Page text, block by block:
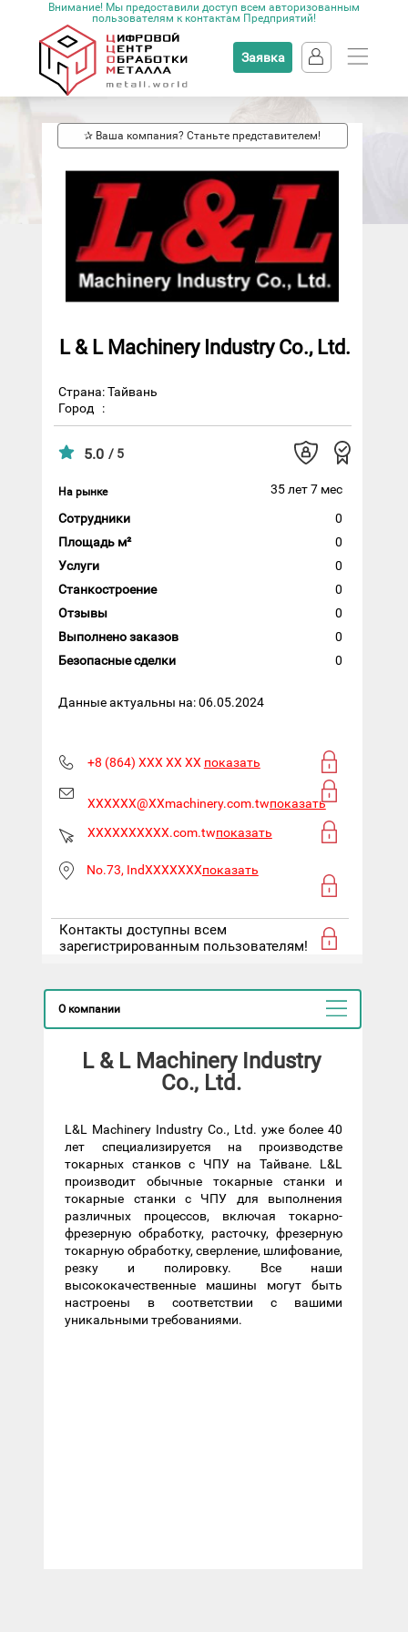
Внимание! Мы предоставили доступ всем авторизованным
пользователям к контактам Предприятий!
Заявка
✰ Ваша компания? Станьте представителем!
L & L Machinery Industry Co., Ltd.
Страна: Тайвань
Город
:
5.0 / 5
На рынке
35 лет 7 мес
Сотрудники
0
Площадь м²
0
Услуги
0
Станкостроение
0
Отзывы
0
Выполнено заказов
0
Безопасные сделки
0
Данные актуальны на: 06.05.2024
+8 (864) XXX XX XX показать
XXXXXX@XXmachinery.com.twпоказать
XXXXXXXXXX.com.twпоказать
No.73, IndXXXXXXXпоказать
Контакты доступны всем
зарегистрированным пользователям!
О компании
L & L Machinery Industry
Co., Ltd.
L&L Machinery Industry Co., Ltd. уже более 40
лет специализируется на производстве
токарных станков с ЧПУ на Тайване. L&L
производит обычные токарные станки и
токарные станки с ЧПУ для выполнения
различных процессов, включая токарно-
фрезерную обработку, расточку, фрезерную
токарную обработку, сверление, шлифование,
резку и полировку. Все наши
высококачественные машины могут быть
настроены в соответствии с вашими
уникальными требованиями.